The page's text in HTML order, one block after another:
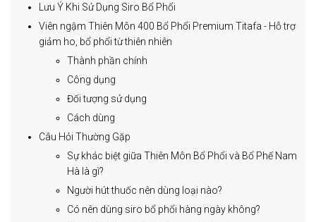
Lưu Ý Khi Sử Dụng Siro Bổ Phổi
Viên ngậm Thiên Môn 400 Bổ Phổi Premium Titafa - Hỗ trợ
giảm ho, bổ phổi từ thiên nhiên
Thành phần chính
Công dụng
Đối tượng sử dụng
Cách dùng
Câu Hỏi Thường Gặp
Sự khác biệt giữa Thiên Môn Bổ Phổi và Bổ Phế Nam
Hà là gì?
Người hút thuốc nên dùng loại nào?
Có nên dùng siro bổ phổi hàng ngày không?